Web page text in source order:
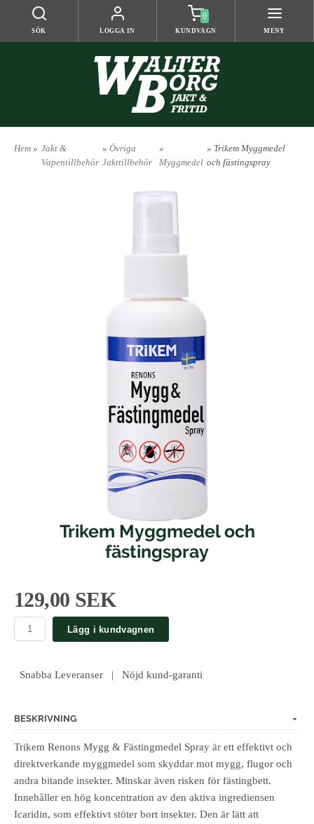
SÖK LOGGA IN
0
KUNDVAGN MENY
Hem » Jakt &
Vapentillbehör
» Övriga
Jakttillbehör
»
Myggmedel
» Trikem Myggmedel
och fästingspray
Trikem Myggmedel och
fästingspray
129,00 SEK
Lägg i kundvagnen
Snabba Leveranser | Nöjd kund-garanti
BESKRIVNING
Trikem Renons Mygg & Fästingmedel Spray är ett effektivt och
direktverkande myggmedel som skyddar mot mygg, flugor och
andra bitande insekter. Minskar även risken för fästingbett.
Innehåller en hög koncentration av den aktiva ingrediensen
Icaridin, som effektivt stöter bort insekter. Den är lätt att